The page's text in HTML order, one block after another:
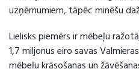
uzņēmumiem, tāpēc minēšu
Lielisks piemērs ir mēbeļu
1,7 miljonus eiro savas
mēbeļu krāsošanas un